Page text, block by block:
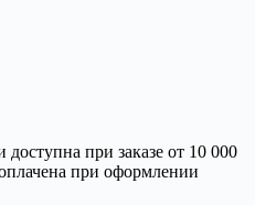
доступна при заказе от 10 000
при оформлении